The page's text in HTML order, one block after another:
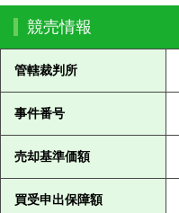
競売情報
管轄裁判所
事件番号
売却基準価額
買受申出保障額